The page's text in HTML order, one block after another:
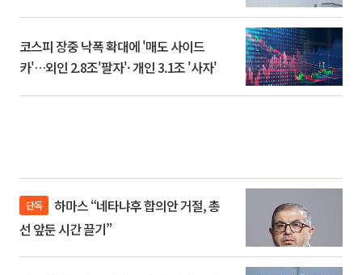
코스피 장중 낙폭 확대에 '매도 사이드
카'…외인 2.8조'팔자'· 개인 3.1조 '사자'
단독
선 앞둔 시간 끌기”